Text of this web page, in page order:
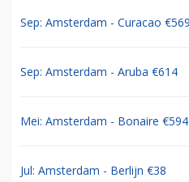
Sep: Amsterdam - Curacao €569
Sep: Amsterdam - Aruba €614
Mei: Amsterdam - Bonaire €594
Jul: Amsterdam - Berlijn €38